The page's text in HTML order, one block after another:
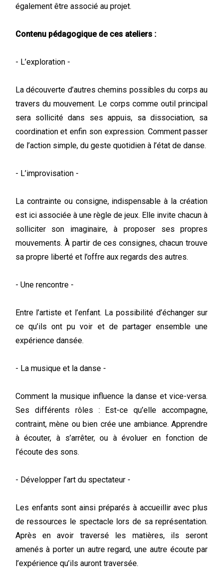
également être associé au projet.
Contenu pédagogique de ces ateliers :
- L’exploration -
La découverte d’autres chemins possibles du corps au
travers du mouvement. Le corps comme outil principal
sera sollicité dans ses appuis, sa dissociation, sa
coordination et enfin son expression. Comment passer
de l’action simple, du geste quotidien à l’état de danse.
- L’improvisation -
La contrainte ou consigne, indispensable à la création
est ici associée à une règle de jeux. Elle invite chacun à
solliciter son imaginaire, à proposer ses propres
mouvements. À partir de ces consignes, chacun trouve
sa propre liberté et l’offre aux regards des autres.
- Une rencontre -
Entre l’artiste et l’enfant. La possibilité d’échanger sur
ce qu’ils ont pu voir et de partager ensemble une
expérience dansée.
- La musique et la danse -
Comment la musique influence la danse et vice-versa.
Ses différents rôles : Est-ce qu’elle accompagne,
contraint, mène ou bien crée une ambiance. Apprendre
à écouter, à s’arrêter, ou à évoluer en fonction de
l’écoute des sons.
- Développer l’art du spectateur -
Les enfants sont ainsi préparés à accueillir avec plus
de ressources le spectacle lors de sa représentation.
Après en avoir traversé les matières, ils seront
amenés à porter un autre regard, une autre écoute par
l’expérience qu’ils auront traversée.